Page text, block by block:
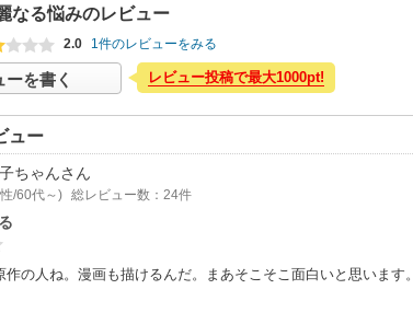
なる悩みのレビュー
2.0 1件のレビューをみる
ーを書く レビュー投稿で最大1000pt!
ュー
ちゃんさん
/60代～) 総レビュー数：24件
作の人ね。漫画も描けるんだ。まあそこそこ面白いと思います。